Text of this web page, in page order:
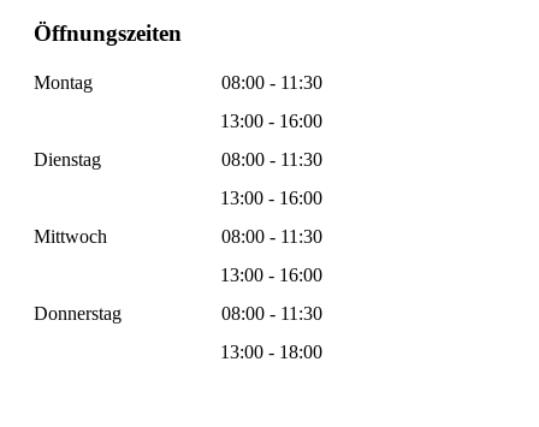
Öffnungszeiten
Montag
08:00 - 11:30
13:00 - 16:00
Dienstag
08:00 - 11:30
13:00 - 16:00
Mittwoch
08:00 - 11:30
13:00 - 16:00
Donnerstag
08:00 - 11:30
13:00 - 18:00